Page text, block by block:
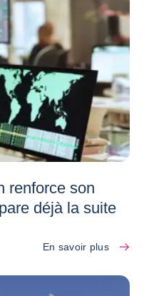
renforce son
déjà la suite
En savoir plus